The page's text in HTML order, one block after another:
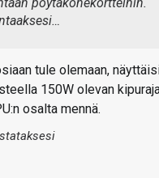
pöytäkonekortteihin.
tule olemaan,
150W olevan
osalta mennä.